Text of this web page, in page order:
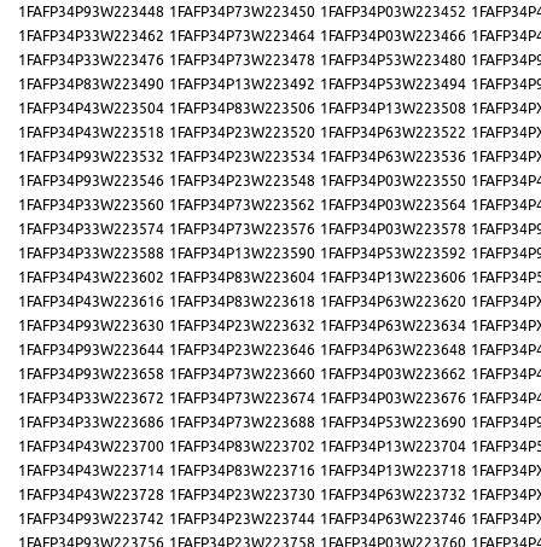
1FAFP34P93W223448 1FAFP34P73W223450 1FAFP34P03W223452
1FAFP34P33W223462 1FAFP34P73W223464 1FAFP34P03W223466
1FAFP34P33W223476 1FAFP34P73W223478 1FAFP34P53W223480
1FAFP34P83W223490 1FAFP34P13W223492 1FAFP34P53W223494
1FAFP34P43W223504 1FAFP34P83W223506 1FAFP34P13W223508
1FAFP34P43W223518 1FAFP34P23W223520 1FAFP34P63W223522
1FAFP34P93W223532 1FAFP34P23W223534 1FAFP34P63W223536
1FAFP34P93W223546 1FAFP34P23W223548 1FAFP34P03W223550
1FAFP34P33W223560 1FAFP34P73W223562 1FAFP34P03W223564
1FAFP34P33W223574 1FAFP34P73W223576 1FAFP34P03W223578
1FAFP34P33W223588 1FAFP34P13W223590 1FAFP34P53W223592
1FAFP34P43W223602 1FAFP34P83W223604 1FAFP34P13W223606
1FAFP34P43W223616 1FAFP34P83W223618 1FAFP34P63W223620
1FAFP34P93W223630 1FAFP34P23W223632 1FAFP34P63W223634
1FAFP34P93W223644 1FAFP34P23W223646 1FAFP34P63W223648
1FAFP34P93W223658 1FAFP34P73W223660 1FAFP34P03W223662
1FAFP34P33W223672 1FAFP34P73W223674 1FAFP34P03W223676
1FAFP34P33W223686 1FAFP34P73W223688 1FAFP34P53W223690
1FAFP34P43W223700 1FAFP34P83W223702 1FAFP34P13W223704
1FAFP34P43W223714 1FAFP34P83W223716 1FAFP34P13W223718
1FAFP34P43W223728 1FAFP34P23W223730 1FAFP34P63W223732
1FAFP34P93W223742 1FAFP34P23W223744 1FAFP34P63W223746